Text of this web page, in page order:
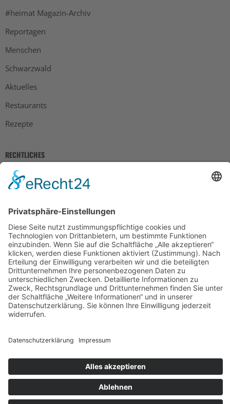
#heimat Magazin-Archiv
Reportagen
Menschen
Schwarzwald
Aktuelles
Restaurants
Rezepte
RECHTLICHES
Impressum
Datenschutz
AGB
Widerrufsbelehrung
Bankdaten
© 2026 Tietge GmbH, Wilhelmstraße 31, 77654 Offenburg – Alle Rechte
vorbehalten. *Preisangaben inkl. gesetzl. MwSt. und zzgl.
Versandkosten.